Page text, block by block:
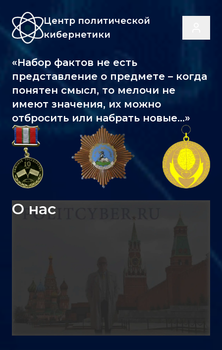
Центр политической
кибернетики
«Набор фактов не есть
представление о предмете – когда
понятен смысл, то мелочи не
имеют значения, их можно
отбросить или набрать новые...»
О нас